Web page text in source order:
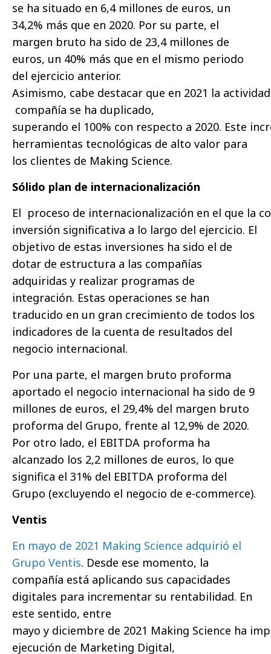
se ha situado en 6,4 millones de euros, un
34,2% más que en 2020. Por su parte, el
margen bruto ha sido de 23,4 millones de
euros, un 40% más que en el mismo periodo
del ejercicio anterior.
Asimismo, cabe destacar que en 2021 la
compañía se ha duplicado,
superando el 100% con respecto a 2020. Este
herramientas tecnológicas de alto valor para
los clientes de Making Science.
Sólido plan de internacionalización
El proceso de internacionalización en el que la
inversión significativa a lo largo del ejercicio. El
objetivo de estas inversiones ha sido el de
dotar de estructura a las compañías
adquiridas y realizar programas de
integración. Estas operaciones se han
traducido en un gran crecimiento de todos los
indicadores de la cuenta de resultados del
negocio internacional.
Por una parte, el margen bruto proforma
aportado el negocio internacional ha sido de 9
millones de euros, el 29,4% del margen bruto
proforma del Grupo, frente al 12,9% de 2020.
Por otro lado, el EBITDA proforma ha
alcanzado los 2,2 millones de euros, lo que
significa el 31% del EBITDA proforma del
Grupo (excluyendo el negocio de e-commerce).
Ventis
En mayo de 2021 Making Science adquirió el
Grupo Ventis. Desde ese momento, la
compañía está aplicando sus capacidades
digitales para incrementar su rentabilidad. En
este sentido, entre
mayo y diciembre de 2021 Making Science ha
ejecución de Marketing Digital,